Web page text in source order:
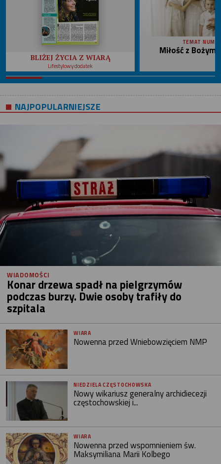
BLIŻEJ ŻYCIA Z WIARĄ
Lifestylowy dodatek
TEMAT
Miłość z
NAJPOPULARNIEJSZE
WIADOMOŚCI
Konar drzewa spadł na pielgrzymów
podczas burzy. Dwie osoby trafiły do
szpitala
WIARA
Nowenna przed Wniebowzięciem NMP
NIEDZIELA CZĘSTOCHOWSKA
Nowy wikariusz generalny archidiecezji
częstochowskiej i...
WIARA
Nowenna przed wspomnieniem św.
Maksymiliana Marii Kolbego